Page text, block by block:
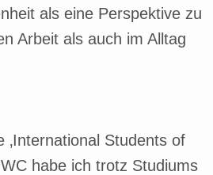
als eine Perspektive zu
Arbeit als auch im Alltag
Students of
habe ich trotz Studiums